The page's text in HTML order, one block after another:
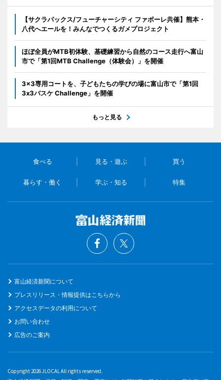
【サクラパックス/フューチャーシティ ファボーレ共催】熊本・
八代へエールを！みんなでつくるガメプロジェクト
ほぼ全員がMTB初体験、基礎練習から自然のコース走行へ富山
市で「第1回MTB Challenge（体験会）」を開催
3x3専用コートを、子どもたちの学びの場に富山市で「第1回
3x3バスケ Challenge」を開催
もっと見る
食べる 見る・遊ぶ 買う
暮らす・働く 学ぶ・知る 特集
富山経済新聞について
プレスリリース・情報提供はこちらから
アクセスデータの利用について
お問い合わせ
広告のご案内
Copyright 2026 JLOCAL All rights reserved.